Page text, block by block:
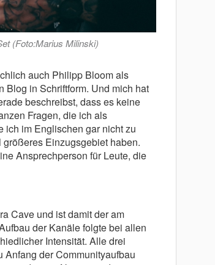
(Foto:Marius Milinski)
auch Philipp Bloom als
Blog in Schriftform. Und mich hat
beschreibst, dass es keine
Fragen, die ich als
ich im Englischen gar nicht zu
Einzugsgebiet haben.
Ansprechperson für Leute, die
Cave und ist damit der am
der Kanäle folgte bei allen
Intensität. Alle drei
der Communityaufbau